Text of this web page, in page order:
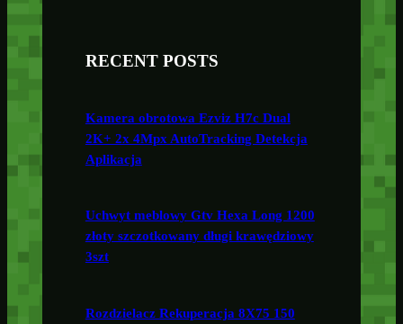
RECENT POSTS
Kamera obrotowa Ezviz H7c Dual
2K+ 2x 4Mpx AutoTracking Detekcja
Aplikacja
Uchwyt meblowy Gtv Hexa Long 1200
złoty szczotkowany długi krawędziowy
3szt
Rozdzielacz Rekuperacja 8X75 150